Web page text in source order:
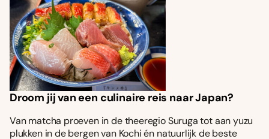
Droom jij van een culinaire reis naar Japan?
Van matcha proeven in de theeregio Suruga tot aan yuzu
plukken in de bergen van Kochi én natuurlijk de beste